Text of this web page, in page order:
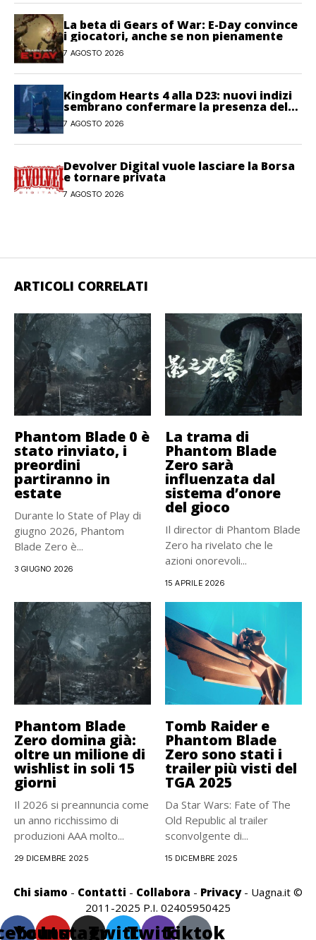
La beta di Gears of War: E-Day convince
i giocatori, anche se non pienamente
7 AGOSTO 2026
Kingdom Hearts 4 alla D23: nuovi indizi
sembrano confermare la presenza del
gioco
7 AGOSTO 2026
Devolver Digital vuole lasciare la Borsa
e tornare privata
7 AGOSTO 2026
ARTICOLI CORRELATI
Phantom Blade 0 è
stato rinviato, i
preordini
partiranno in
estate
Durante lo State of Play di
giugno 2026, Phantom
Blade Zero è...
3 GIUGNO 2026
La trama di
Phantom Blade
Zero sarà
influenzata dal
sistema d’onore
del gioco
Il director di Phantom Blade
Zero ha rivelato che le
azioni onorevoli...
15 APRILE 2026
Phantom Blade
Zero domina già:
oltre un milione di
wishlist in soli 15
giorni
Il 2026 si preannuncia come
un anno ricchissimo di
produzioni AAA molto...
29 DICEMBRE 2025
Tomb Raider e
Phantom Blade
Zero sono stati i
trailer più visti del
TGA 2025
Da Star Wars: Fate of The
Old Republic al trailer
sconvolgente di...
15 DICEMBRE 2025
Chi siamo - Contatti - Collabora - Privacy- Uagna.it ©
2011-2025 P.I. 02405950425
Youtube
Instagram
TwitterTwitchTiktok